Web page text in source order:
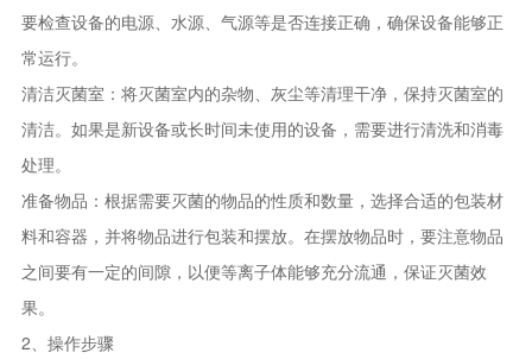
要检查设备的电源、水源、气源等是否连接正确，确保设备能够正
常运行。
清洁灭菌室：将灭菌室内的杂物、灰尘等清理干净，保持灭菌室的
清洁。如果是新设备或长时间未使用的设备，需要进行清洗和消毒
处理。
准备物品：根据需要灭菌的物品的性质和数量，选择合适的包装材
料和容器，并将物品进行包装和摆放。在摆放物品时，要注意物品
之间要有一定的间隙，以便等离子体能够充分流通，保证灭菌效
果。
2、操作步骤